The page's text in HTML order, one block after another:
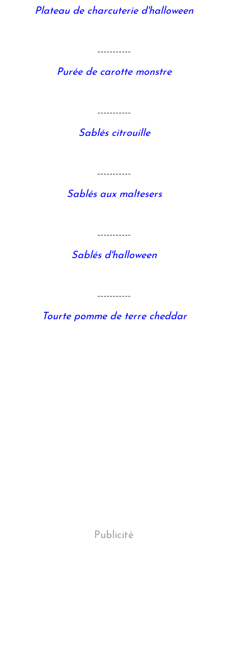
Plateau de charcuterie d'halloween
-----------
Purée de carotte monstre
-----------
Sablés citrouille
-----------
Sablés aux maltesers
-----------
Sablés d'halloween
-----------
Tourte pomme de terre cheddar
Publicité